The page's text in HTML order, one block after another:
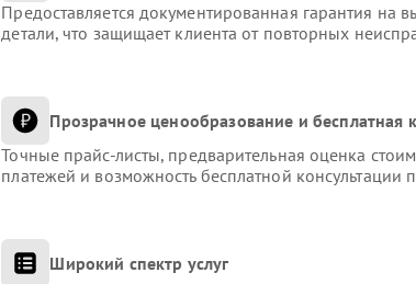
Предоставляется документированная гарантия на
детали, что защищает клиента от повторных
Прозрачное ценообразование и бесплатная
Точные прайс-листы, предварительная оценка
платежей и возможность бесплатной консультации
Широкий спектр услуг